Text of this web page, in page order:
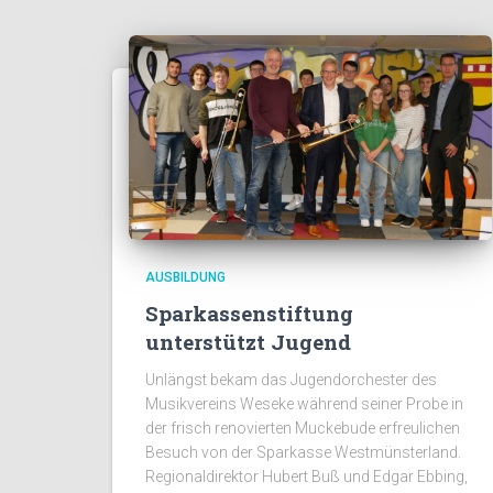
AUSBILDUNG
Sparkassenstiftung
unterstützt Jugend
Unlängst bekam das Jugendorchester des
Musikvereins Weseke während seiner Probe in
der frisch renovierten Muckebude erfreulichen
Besuch von der Sparkasse Westmünsterland.
Regionaldirektor Hubert Buß und Edgar Ebbing,